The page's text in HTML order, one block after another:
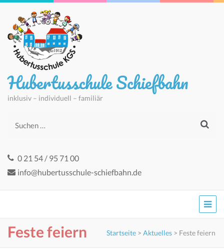
Hubertusschule Schiefbahn
inklusiv – individuell – familiär
Suchen
0 21 54 / 95 71 00
info@hubertusschule-schiefbahn.de
Feste feiern Startseite > Aktuelles > Feste feiern